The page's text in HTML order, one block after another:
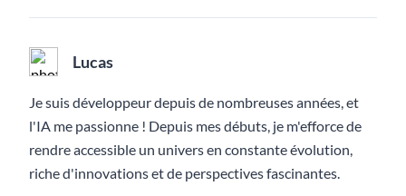
Lucas
Je suis développeur depuis de nombreuses années, et
l'IA me passionne ! Depuis mes débuts, je m'efforce de
rendre accessible un univers en constante évolution,
riche d'innovations et de perspectives fascinantes.